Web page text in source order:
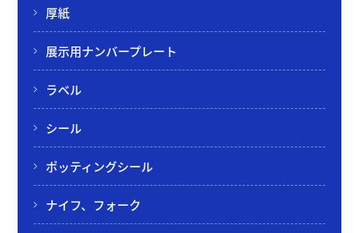
厚紙
展示用ナンバープレート
ラベル
シール
ポッティングシール
ナイフ、フォーク